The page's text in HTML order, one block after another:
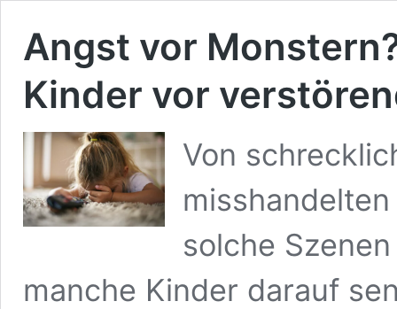
Angst vor
Kinder vor
Von
solche
manche Kinder darauf